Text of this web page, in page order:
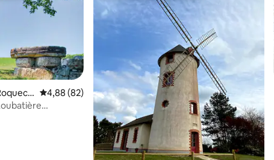
evaluaciones
Calificación promedio: 4,88 de 5. 82 evaluaciones
4,88 (82)